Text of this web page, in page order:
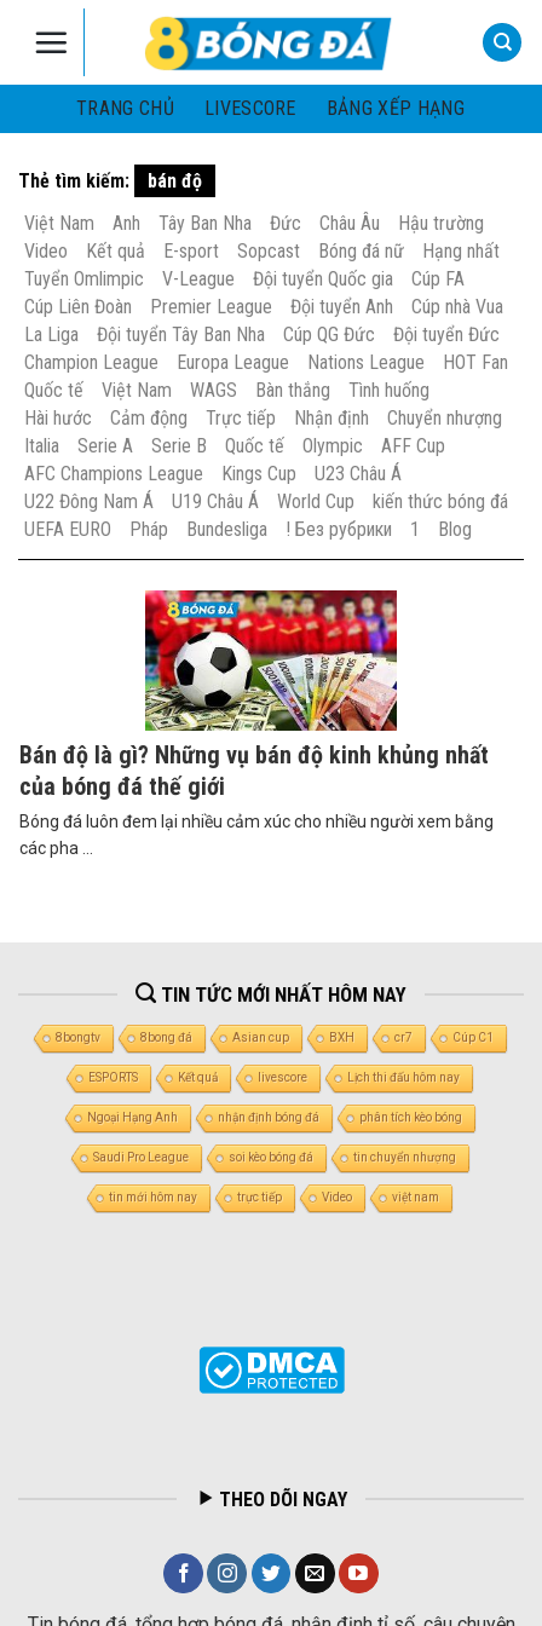
TRANG CHỦ
LIVESCORE BẢNG XẾP HẠNG
Thẻ tìm kiếm:
bán độ
Việt Nam
Anh Tây Ban Nha Đức Châu Âu
Hậu trường
Video
Kết quả E-sport Sopcast Bóng đá nữ
Hạng nhất
Tuyển Omlimpic
V-League Đội tuyển Quốc gia
Cúp FA
Cúp Liên Đoàn
Premier League Đội tuyển Anh
Cúp nhà Vua
La Liga
Đội tuyển Tây Ban Nha Cúp QG Đức
Đội tuyển Đức
Champion League
Europa League Nations League
HOT Fan
Quốc tế
Việt Nam WAGS Bàn thắng
Tình huống
Hài hước
Cảm động Trực tiếp Nhận định
Chuyển nhượng
Italia
Serie A Serie B Quốc tế Olympic
AFF Cup
AFC Champions League
Kings Cup
U23 Châu Á
U22 Đông Nam Á
U19 Châu Á World Cup
kiến thức bóng đá
UEFA EURO
Pháp Bundesliga ! Без рубрики 1 Blog
Bán độ là gì? Những vụ bán độ kinh khủng nhất
của bóng đá thế giới
Bóng đá luôn đem lại nhiều cảm xúc cho nhiều người xem bằng
các pha ...
TIN TỨC MỚI NHẤT HÔM NAY
8bongtv 8bong đá Asian cup BXH cr7 Cúp C1
ESPORTS Kết quả livescore Lịch thi đấu hôm nay
Ngoại Hạng Anh nhận định bóng đá phân tích kèo bóng
Saudi Pro League soi kèo bóng đá tin chuyển nhượng
tin mới hôm nay trực tiếp Video việt nam
THEO DÕI NGAY